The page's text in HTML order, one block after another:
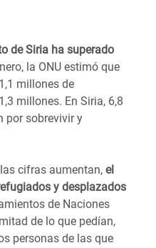
de Siria ha superado
la ONU estimó que
millones de
millones. En Siria, 6,8
por sobrevivir y
cifras aumentan, el
y desplazados
de Naciones
de lo que pedían,
personas de las que